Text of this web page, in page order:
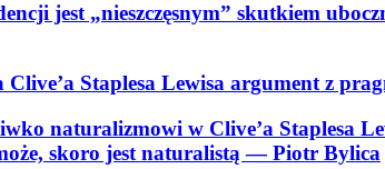
jest „nieszczęsnym” skutkiem
Staplesa Lewisa argument z
naturalizmowi w Clive’a Staplesa
skoro jest naturalistą— Piotr Bylica